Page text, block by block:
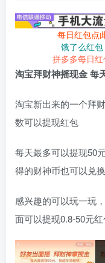
每日红包点
饿了么红包
拼多多每日
淘宝拜财神摇现金 每
淘宝新出来的一个拜
数可以提现红包
每天最多可以提现50
得的财神币也可以兑
感兴趣的可以玩一玩
面可以提现0.8-50元